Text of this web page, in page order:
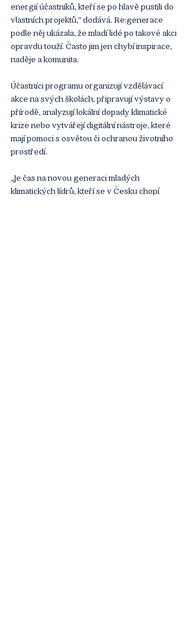
energií účastníků, kteří se po hlavě pustili do
vlastních projektů,“ dodává. Re:generace
podle něj ukázala, že mladí lidé po takové akci
opravdu touží. Často jim jen chybí inspirace,
naděje a komunita.
Účastníci programu organizují vzdělávací
akce na svých školách, připravují výstavy o
přírodě, analyzují lokální dopady klimatické
krize nebo vytvářejí digitální nástroje, které
mají pomoci s osvětou či ochranou životního
prostředí.
„Je čas na novou generaci mladých
klimatických lídrů, kteří se v Česku chopí